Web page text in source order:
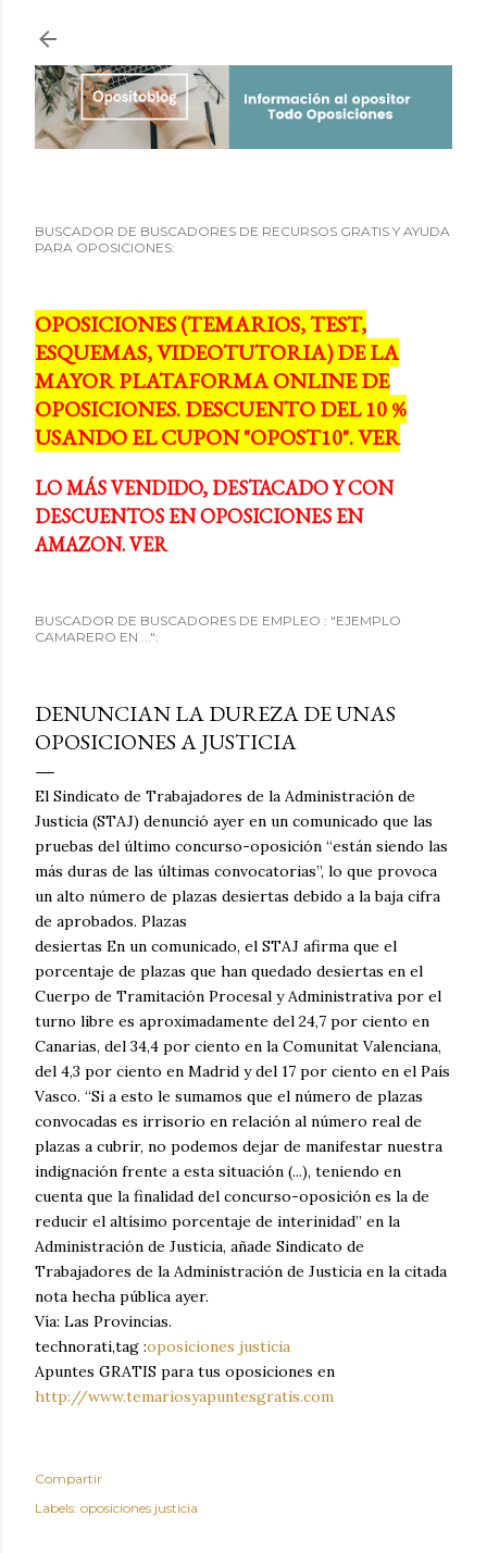
BUSCADOR DE BUSCADORES DE RECURSOS GRATIS Y AYUDA
PARA OPOSICIONES:
OPOSICIONES (TEMARIOS, TEST,
ESQUEMAS, VIDEOTUTORIA) DE LA
MAYOR PLATAFORMA ONLINE DE
OPOSICIONES. DESCUENTO DEL 10 %
USANDO EL CUPON "OPOST10". VER
LO MÁS VENDIDO, DESTACADO Y CON
DESCUENTOS EN OPOSICIONES EN
AMAZON. VER
BUSCADOR DE BUSCADORES DE EMPLEO : "EJEMPLO
CAMARERO EN ...":
DENUNCIAN LA DUREZA DE UNAS
OPOSICIONES A JUSTICIA
El Sindicato de Trabajadores de la Administración de
Justicia (STAJ) denunció ayer en un comunicado que las
pruebas del último concurso-oposición “están siendo las
más duras de las últimas convocatorias”, lo que provoca
un alto número de plazas desiertas debido a la baja cifra
de aprobados. Plazas
desiertas En un comunicado, el STAJ afirma que el
porcentaje de plazas que han quedado desiertas en el
Cuerpo de Tramitación Procesal y Administrativa por el
turno libre es aproximadamente del 24,7 por ciento en
Canarias, del 34,4 por ciento en la Comunitat Valenciana,
del 4,3 por ciento en Madrid y del 17 por ciento en el País
Vasco. “Si a esto le sumamos que el número de plazas
convocadas es irrisorio en relación al número real de
plazas a cubrir, no podemos dejar de manifestar nuestra
indignación frente a esta situación (...), teniendo en
cuenta que la finalidad del concurso-oposición es la de
reducir el altísimo porcentaje de interinidad” en la
Administración de Justicia, añade Sindicato de
Trabajadores de la Administración de Justicia en la citada
nota hecha pública ayer.
Vía: Las Provincias.
technorati,tag :oposiciones justicia
Apuntes GRATIS para tus oposiciones en
http://www.temariosyapuntesgratis.com
Compartir
Labels: oposiciones justicia